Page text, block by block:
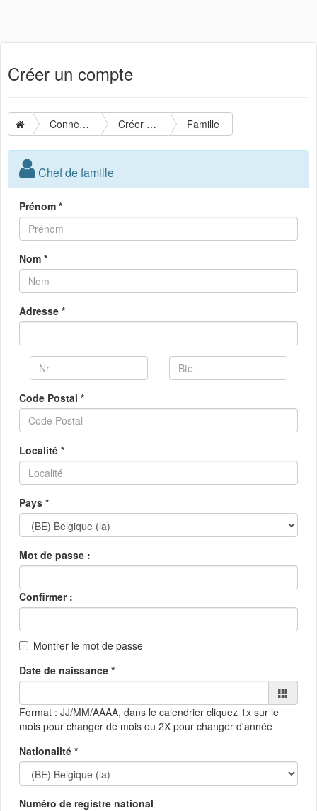
Créer un compte
Connexion Créer un compte Famille
Chef de famille
Prénom *
Nom *
Adresse *
Code Postal *
Localité *
Pays *
Mot de passe :
Confirmer :
Montrer le mot de passe
Date de naissance *
Format : JJ/MM/AAAA, dans le calendrier cliquez 1x sur le
mois pour changer de mois ou 2X pour changer d'année
Nationalité *
Numéro de registre national